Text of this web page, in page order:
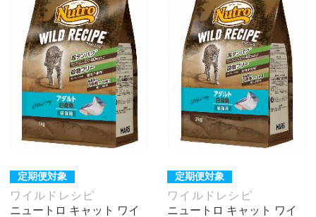
定期便対象
ワイルドレシピ
ニュートロ キャット ワイ
定期便対象
ワイルドレシピ
ニュートロ キャット ワイ